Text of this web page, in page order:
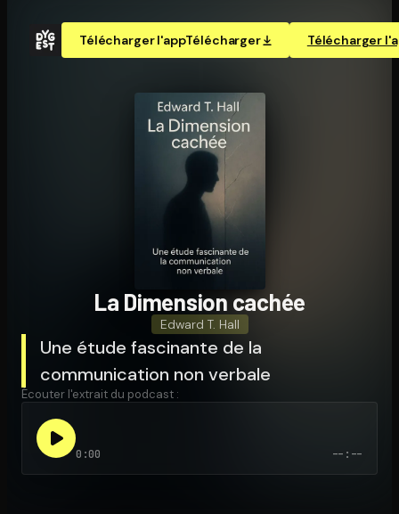
Télécharger l'appTélécharger Télécharger
Ouvre l'app Appareil photo, pointe sur le code. C'est gratuit à
La Dimension cachée
Edward T. Hall
Une étude fascinante de la
communication non verbale
Écouter l'extrait du podcast :
0:00 --:--